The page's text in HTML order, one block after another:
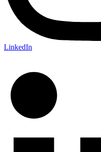
LinkedIn